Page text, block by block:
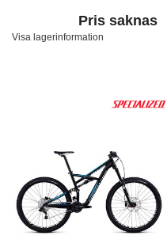
Pris saknas
Visa lagerinformation